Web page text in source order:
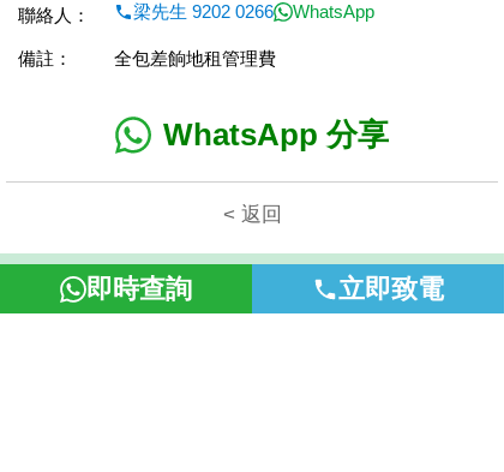
聯絡人：
梁先生 9202 0266 WhatsApp
備註： 全包差餉地租管理費
WhatsApp 分享
< 返回
即時查詢 立即致電
本網頁所提供資料僅作參考用途。若因錯漏而引致任何不便或損
失，富裕地產概不負責。